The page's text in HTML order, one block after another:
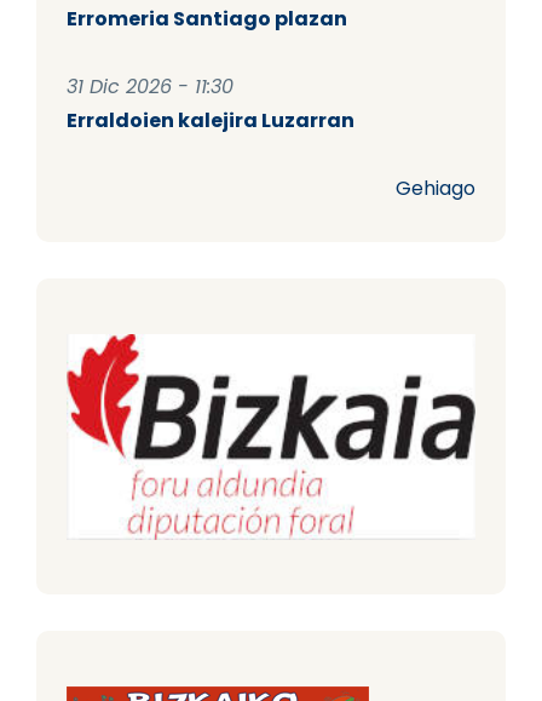
Erromeria Santiago plazan
31 Dic 2026 - 11:30
Erraldoien kalejira Luzarran
Gehiago